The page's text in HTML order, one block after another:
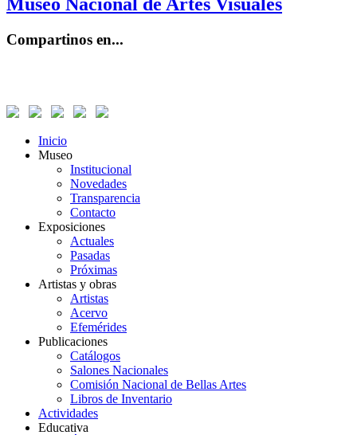
Compartinos en...
Inicio
Museo
Institucional
Novedades
Transparencia
Contacto
Exposiciones
Actuales
Pasadas
Próximas
Artistas y obras
Artistas
Acervo
Efemérides
Publicaciones
Catálogos
Salones Nacionales
Comisión Nacional de Bellas Artes
Libros de Inventario
Actividades
Educativa